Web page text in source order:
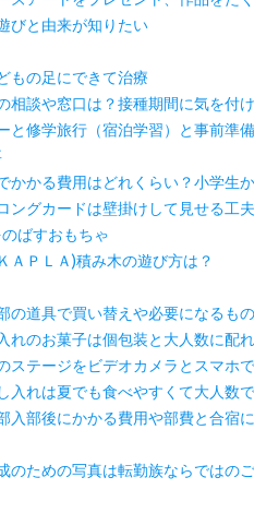
びと由来が知りたい
もの足にできて治療
相談や窓口は？接種期間に気を付け
と修学旅行（宿泊学習）と事前準備
かかる費用はどれくらい？小学生
ングカードは壁掛けして見せる工
ばすおもちゃ
ＡＰＬＡ)積み木の遊び方は？
の道具で買い替えや必要になるも
れのお菓子は個包装と大人数に配
ステージをビデオカメラとスマホ
入れは夏でも食べやすくて大人数
入部後にかかる費用や部費と合宿
のための写真は転勤族ならではの